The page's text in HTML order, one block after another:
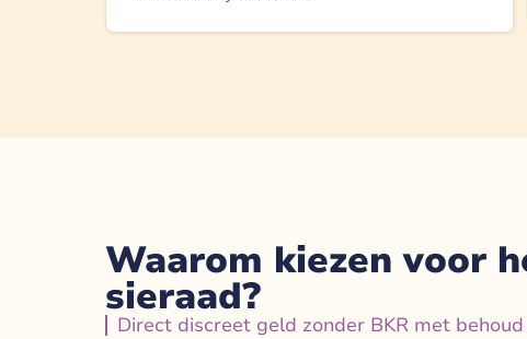
Waarom kiezen voor
sieraad?
Direct discreet geld zonder BKR met